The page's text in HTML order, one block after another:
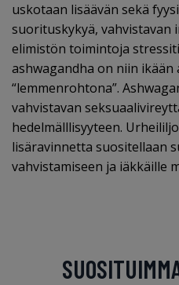
uskotaan lisäävän sekä
suorituskykyä, vahvistavan
elimistön toimintoja
ashwagandha on niin
“lemmenrohtona”.
vahvistavan
hedelmälllisyyteen.
lisäravinnetta suositellaan
vahvistamiseen ja iäkkäille